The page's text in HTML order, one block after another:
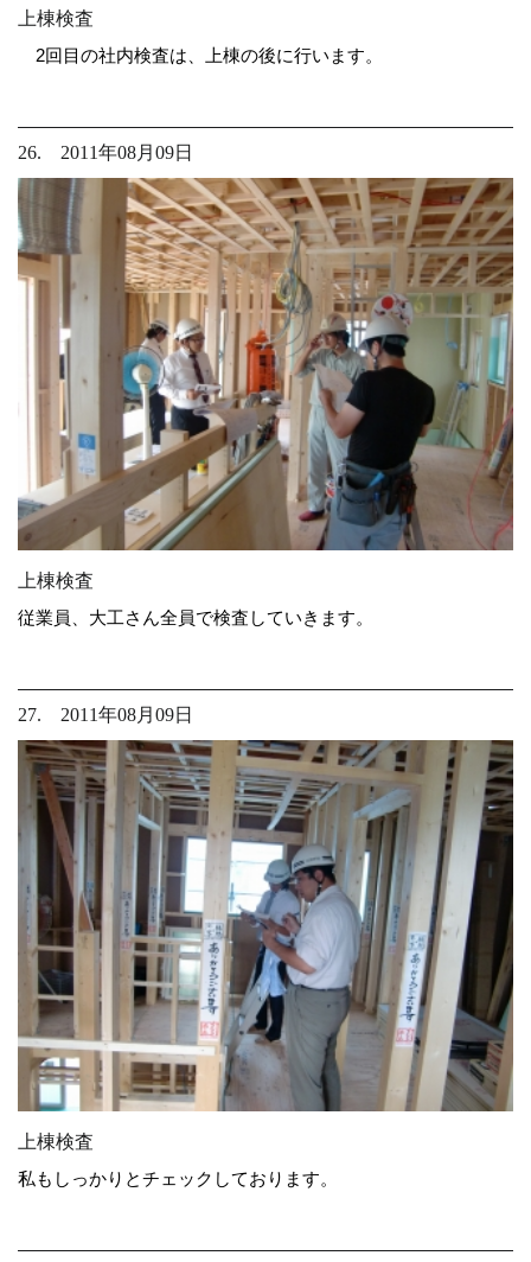
上棟検査
2回目の社内検査は、上棟の後に行います。
26. 2011年08月09日
上棟検査
従業員、大工さん全員で検査していきます。
27. 2011年08月09日
上棟検査
私もしっかりとチェックしております。